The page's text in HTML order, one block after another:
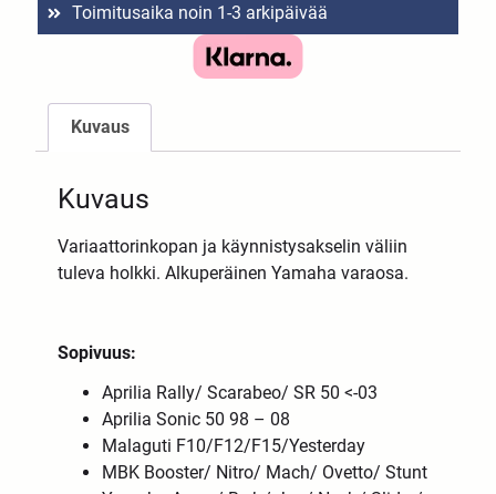
Toimitusaika noin 1-3 arkipäivää
Kuvaus
Kuvaus
Variaattorinkopan ja käynnistysakselin väliin
tuleva holkki. Alkuperäinen Yamaha varaosa.
Sopivuus:
Aprilia Rally/ Scarabeo/ SR 50 <-03
Aprilia Sonic 50 98 – 08
Malaguti F10/F12/F15/Yesterday
MBK Booster/ Nitro/ Mach/ Ovetto/ Stunt